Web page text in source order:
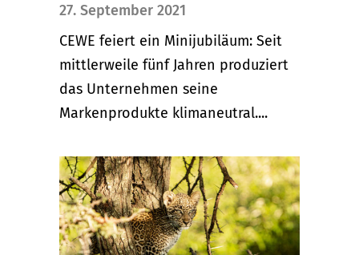
27. September 2021
CEWE feiert ein Minijubiläum: Seit
mittlerweile fünf Jahren produziert
das Unternehmen seine
Markenprodukte klimaneutral....